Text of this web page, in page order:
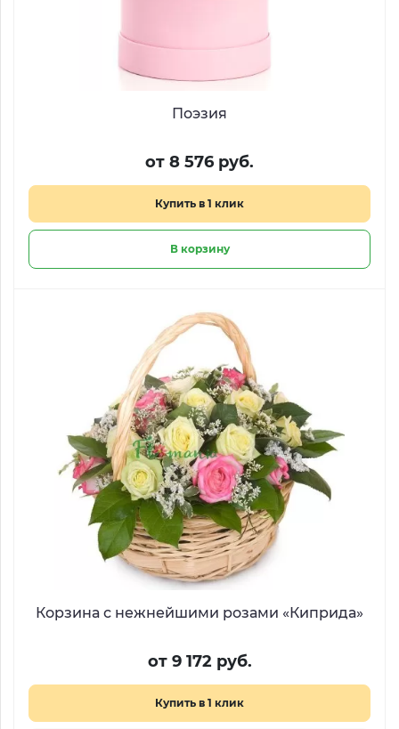
Поэзия
от 8 576 руб.
Купить в 1 клик
В корзину
Корзина с нежнейшими розами «Киприда»
от 9 172 руб.
Купить в 1 клик